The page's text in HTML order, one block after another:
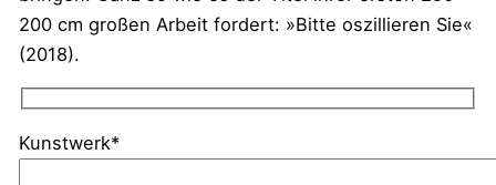
200 cm großen Arbeit fordert: »Bitte oszillieren Sie«
(2018).
Kunstwerk*